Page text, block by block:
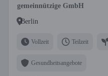
gemeinnützige GmbH
Berlin
Vollzeit Teilzeit
Gesundheitsangebote